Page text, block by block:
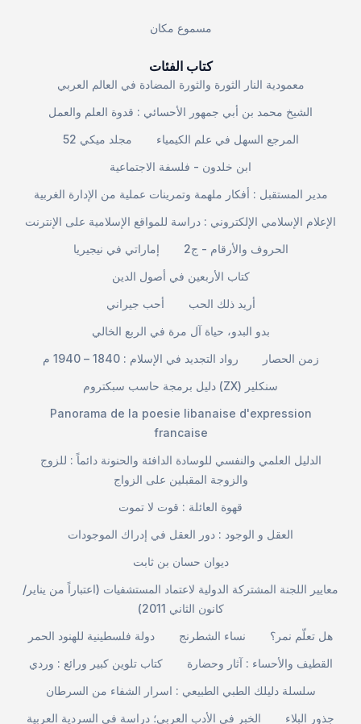
مسموع مكان
كتاب الفئات
معمودية النار الثورة والثورة المضادة في العالم العربي
الشيخ محمد بن أبي جمهور الأحسائي : قدوة العلم والعمل
مجلد ميكي 52
المرجع السهل في علم الكيمياء
ابن خلدون - فلسفة الاجتماعية
مدير المستقبل : أفكار ملهمة وتمرينات عملية من الإدارة الغربية
الإعلام الإسلامي الإلكتروني : دراسة للمواقع الإسلامية على الإنترنت
إماراتي في نيجيريا
الحروف والأرقام - ج2
كتاب الأربعين في أصول الدين
أحب جيراني
أريد ذلك الحب
بدو البدو، حياة آل مرة في الربع الخالي
رواد التجديد في الإسلام : 1840 – 1940 م
زمن الحصار
دليل برمجة حاسب سبكتروم (ZX) سنكلير
Panorama de la poesie libanaise d'expression
francaise
الدليل العلمي والنفسي للوسادة الدافئة والحنونة دائماً : للزوج
والزوجة المقبلين على الزواج
قهوة العائلة : قوت لا تموت
العقل و الوجود : دور العقل في إدراك الموجودات
ديوان حسان بن ثابت
معايير اللجنة المشتركة الدولية لاعتماد المستشفيات (اعتباراً من يناير/
كانون الثاني 2011)
دولة فلسطينية للهنود الحمر
نساء الشطرنج
هل تعلّم نمر؟
كتاب تلوين كبير ورائع : وردي
القطيف والأحساء : آثار وحضارة
سلسلة دليلك الطبي الطبيعي : اسرار الشفاء من السرطان
الخبر في الأدب العربي؛ دراسة في السردية العربية
جذور البلاء